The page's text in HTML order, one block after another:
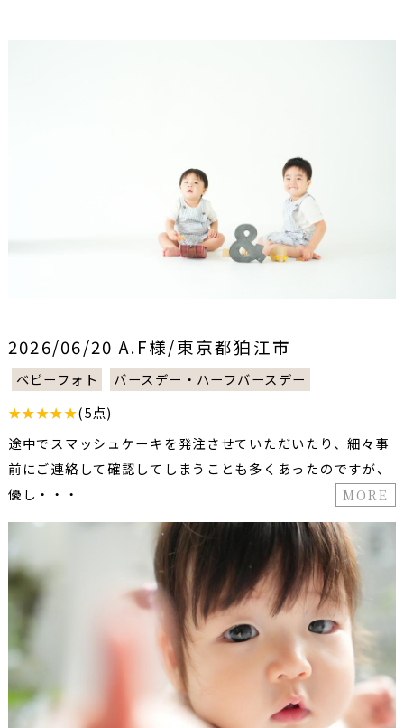
2026/06/20 A.F様/東京都狛江市
ベビーフォト
バースデー・ハーフバースデー
★★★★★(5点)
途中でスマッシュケーキを発注させていただいたり、細々事
前にご連絡して確認してしまうことも多くあったのですが、
優し・・・
MORE